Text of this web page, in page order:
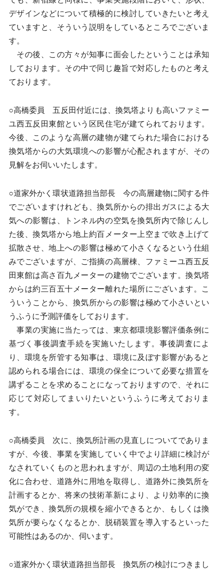
デザインなどについて積極的に検討していきたいと考え
ていますと、そういう説明をしているところでございま
す。
その後、この方々が知事に面会したということは承知
しております。その中で同じ趣旨で対応したものと考え
ております。
○高橋委員 五反田付近には、換気塔よりも高いファミー
ユ西五反田東館という区民住宅が建てられております。
今後、このような高層の建物が建てられた場合における
換気塔からの大気環境への影響が心配されますが、その
見解をお伺いいたします。
○道家外かく環状道路担当部長 今の高層建物に関する件
でございますけれども、換気所からの排出ガスによる大
気への影響は、トンネル内の空気を換気所内で除じんし
た後、換気塔から地上約百メーター上空まで吹き上げて
拡散させ、地上への影響は極めて小さくなるという仕組
みでございますが、ご指摘の高層棟、ファミーユ西五反
田東館は高さ百九メーターの建物でございます。換気塔
からは約三百五十メーター離れた場所にございます。こ
ういうことから、換気所からの影響は極めて小さいとい
うふうに予測評価をしております。
事業の実施に当たっては、東京都環境影響評価条例に
基づく事後調査手続を実施いたします。事後調査によ
り、環境を所管する知事は、環境に及ぼす影響があると
認められる場合には、環境の保全について必要な措置を
講ずることを求めることになっておりますので、それに
応じて対応してまいりたいというふうに考えておりま
す。
○高橋委員 次に、換気所計画の見直しについてでありま
すが、今後、事業を実施していく中でより詳細に検討が
なされていくものと思われますが、周辺の土地利用の変
化に合わせ、道路外に用地を取得し、道路外に換気所を
計画するとか、将来の技術革新により、より効率的に換
気ができ、換気所の規模を縮小できるとか、もしくは換
気所が要らなくなるとか、脱硝装置を導入するといった
可能性はあるのか、伺います。
○道家外かく環状道路担当部長 換気所の検討につきまし